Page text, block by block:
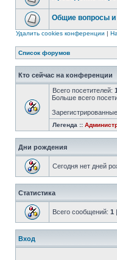
Общие вопросы
Удалить cookies конференции |
Список форумов
Кто сейчас на конференции
Всего посетителей:
Больше всего
Легенда ::
Дни рождения
Сегодня нет дней
Статистика
Всего сообщений: 1
Вход